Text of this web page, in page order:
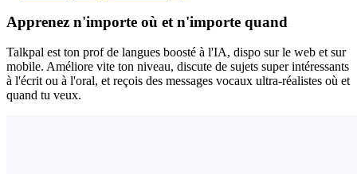
Apprenez n'importe où et n'importe quand
Talkpal est ton prof de langues boosté à l'IA, dispo sur le web et sur
mobile. Améliore vite ton niveau, discute de sujets super intéressants
à l'écrit ou à l'oral, et reçois des messages vocaux ultra-réalistes où et
quand tu veux.